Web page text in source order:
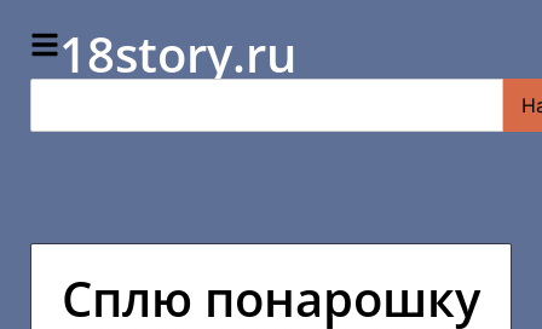
18story.ru
Сплю понарошку